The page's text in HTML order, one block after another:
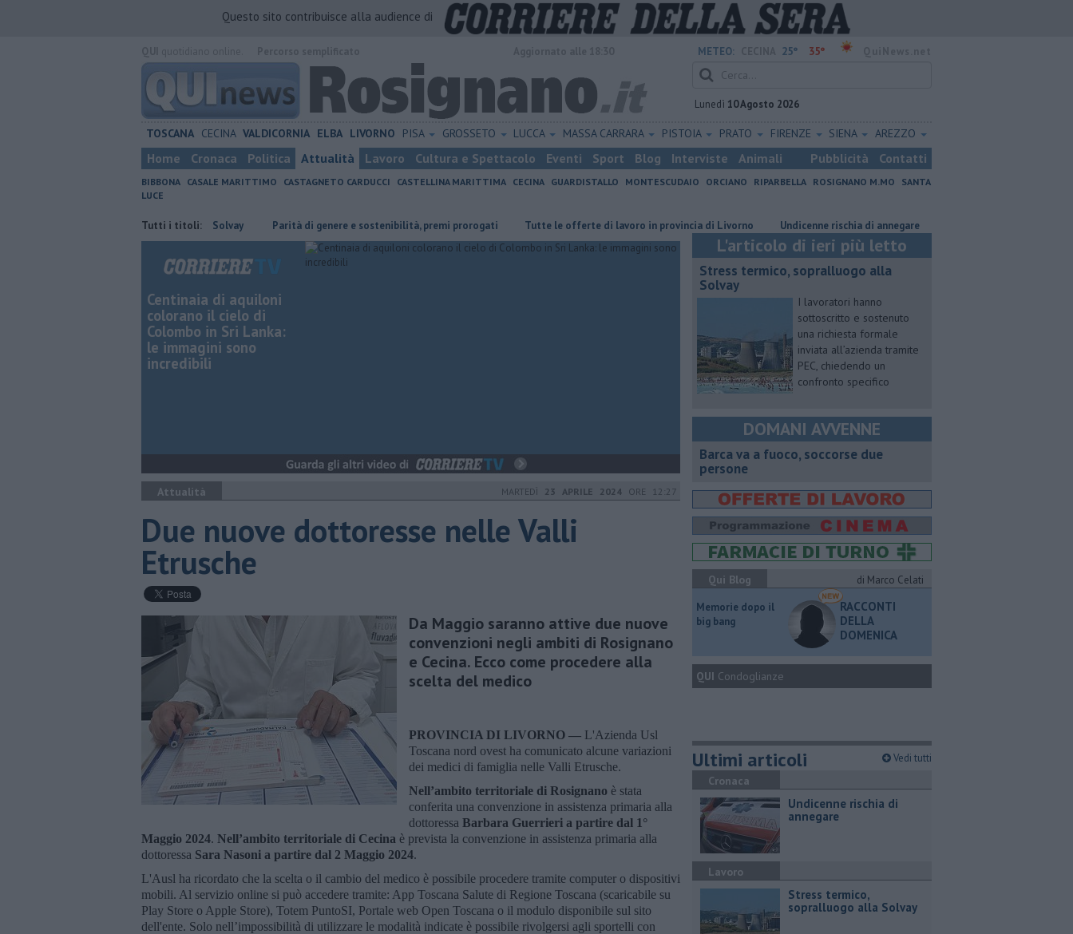
Questo sito contribuisce alla audience di
METEO: 25° 35°
Lunedì 10 Agosto 2026
TOSCANA CECINA VALDICORNIA ELBA LIVORNO PISA GROSSETO LUCCA MASSA CARRARA PISTOIA PRATO FIRENZE SIENA AREZZO
Home Cronaca Politica Attualità Lavoro Cultura e Spettacolo Eventi Sport Blog Interviste Animali Pubblicità Contatti
BIBBONA CASALE MARITTIMO CASTAGNETO CARDUCCI CASTELLINA MARITTIMA CECINA GUARDISTALLO MONTESCUDAIO ORCIANO RIPARBELLA ROSIGNANO M.MO
SANTA
LUCE
Tutti i titoli:
Stress termico, sopralluogo alla Solvay Parità di genere e sostenibilità, premi prorogati ​Tutte le offerte di lavoro in provincia di Livorno Undicenne rischia di annegare Stress termico, sopralluogo alla
Centinaia di aquiloni
colorano il cielo di
Colombo in Sri Lanka:
le immagini sono
incredibili
Attualità MARTEDÌ 23 APRILE 2024 ORE 12:27
Due nuove dottoresse nelle Valli
Etrusche
Da Maggio saranno attive due nuove
convenzioni negli ambiti di Rosignano
e Cecina. Ecco come procedere alla
scelta del medico
PROVINCIA DI LIVORNO — L'Azienda Usl
Toscana nord ovest ha comunicato alcune variazioni
dei medici di famiglia nelle Valli Etrusche.
Nell’ambito territoriale di Rosignano è stata
conferita una convenzione in assistenza primaria alla
dottoressa Barbara Guerrieri a partire dal 1°
Maggio 2024. Nell’ambito territoriale di Cecina è prevista la convenzione in assistenza primaria alla
dottoressa Sara Nasoni a partire dal 2 Maggio 2024.
L'Ausl ha ricordato che la scelta o il cambio del medico è possibile procedere tramite computer o dispositivi
mobili. Al servizio online si può accedere tramite: App Toscana Salute di Regione Toscana (scaricabile su
Play Store o Apple Store), Totem PuntoSI, Portale web Open Toscana o il modulo disponibile sul sito
dell'ente. Solo nell’impossibilità di utilizzare le modalità indicate è possibile rivolgersi agli sportelli con
L'articolo di ieri più letto
Stress termico, sopralluogo alla
Solvay
I lavoratori hanno
sottoscritto e sostenuto
una richiesta formale
inviata all’azienda tramite
PEC, chiedendo un
confronto specifico
DOMANI AVVENNE
Barca va a fuoco, soccorse due
persone
Qui Blog
di Marco Celati
Memorie dopo il
big bang
RACCONTI
DELLA
DOMENICA
QUI Condoglianze
Ultimi articoli Vedi tutti
Cronaca
Undicenne rischia di
annegare
Lavoro
Stress termico,
sopralluogo alla Solvay